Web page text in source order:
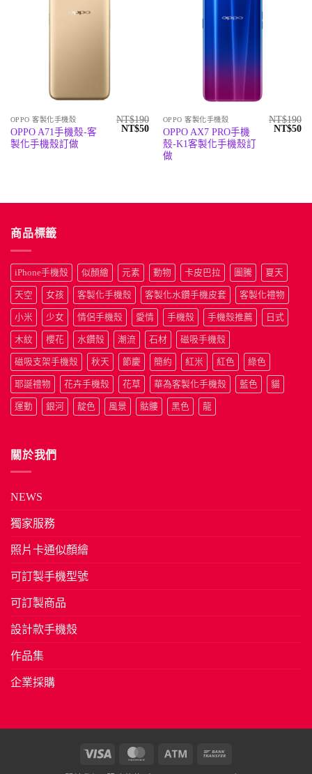
OPPO 客製化手機殼
OPPO A71手機殼-客
製化手機殼訂做
NT$190
原
NT$50目
格：
OPPO 客製化手機殼
OPPO AX7 PRO手機
殼-K1客製化手機殼訂
做
NT$190
原
NT$50目
商品標籤
iPhone手機殼 似顏繪 元素 動物 卡皮巴拉 圖騰 夏天
天空 女孩 客製化手機殼 客製化水鑽手機皮套 客製化禮物
小米 少女 情侶手機殼 愛情 手機殼 手機殼推薦 日式
木紋 櫻花 水鑽殼 潮流 石材 磁吸手機殼
磁吸支架手機殼 秋天 節慶 簡約 紅米 紅色 綠色
耶誕禮物 花卉手機殼 花草 華為客製化手機殼 藍色 貓
運動 銀河 靛色 風景 骷髏 黑色 龍
關於我們
NEWS
獨家服務
照片卡通似顏繪
可訂製手機型號
可訂製商品
設計款手機殼
作品集
企業採購
MasterCard Atm